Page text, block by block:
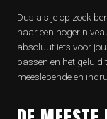
Dus als je op zoek
naar een hoger
absoluut iets voor
passen en het geluid
meeslepende en